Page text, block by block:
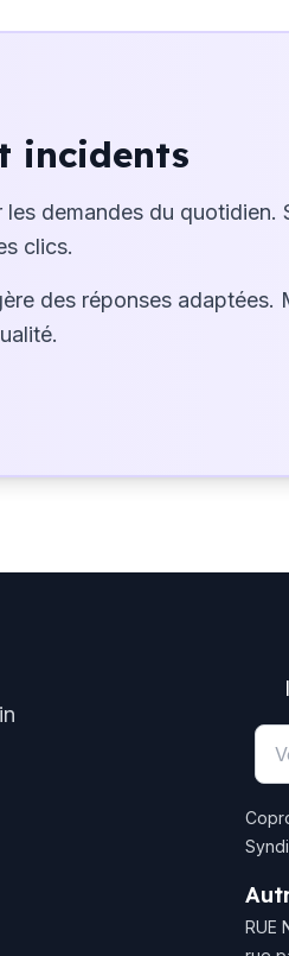
incidents
demandes du quotidien.
clics.
des réponses adaptées.
RUE